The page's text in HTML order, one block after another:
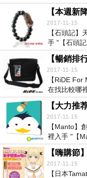
2017-11-15
【石頭記】
手 "【石頭
2017-11-15
【RiDE
在找比較哪
2017-11-15
【Manto】
裡入手 "【
2017-11-15
【日本